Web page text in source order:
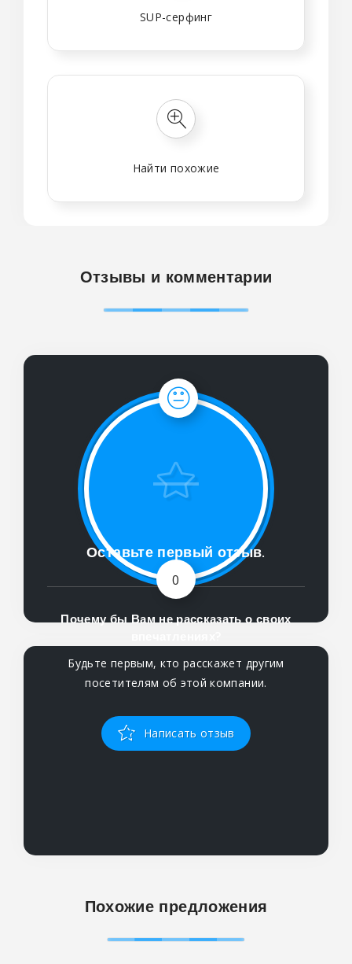
SUP-серфинг
Найти похожие
Отзывы и комментарии
0
Оставьте первый отзыв.
Почему бы Вам не рассказать о своих
Будьте первым, кто расскажет другим
посетителям об этой компании.
Написать отзыв
Похожие предложения